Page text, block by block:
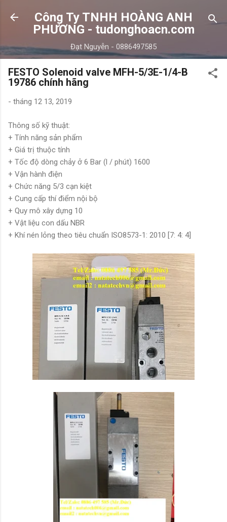
Chuyển đến nội dung chính
Công Ty TNHH HOÀNG ANH
PHƯƠNG - tudonghoacn.com
Đạt Nguyễn - 0886497585
FESTO Solenoid valve MFH-5/3E-1/4-B
19786 chính hãng
- tháng 12 13, 2019
Thông số kỹ thuật:
+ Tính năng sản phẩm
+ Giá trị thuộc tính
+ Tốc độ dòng chảy ở 6 Bar (l / phút) 1600
+ Vận hành điện
+ Chức năng 5/3 cạn kiệt
+ Cung cấp thí điểm nội bộ
+ Quy mô xây dựng 10
+ Vật liệu con dấu NBR
+ Khí nén lỏng theo tiêu chuẩn ISO8573-1: 2010 [7: 4: 4]